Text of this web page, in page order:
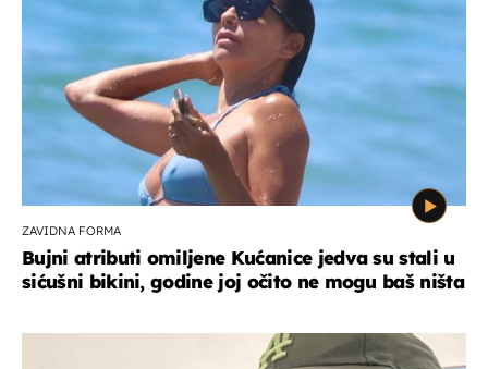
ZAVIDNA FORMA
Bujni atributi omiljene Kućanice jedva su stali u
sićušni bikini, godine joj očito ne mogu baš ništa